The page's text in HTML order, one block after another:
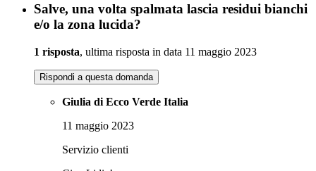
Salve, una volta spalmata lascia residui bianchi
e/o la zona lucida?
1 risposta, ultima risposta in data 11 maggio 2023
Rispondi a questa domanda
Giulia di Ecco Verde Italia
11 maggio 2023
Servizio clienti